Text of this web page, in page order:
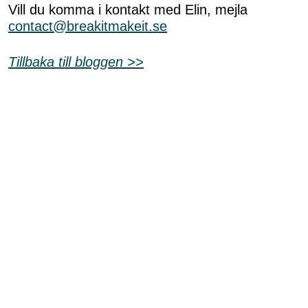
Shop
Vill du komma i kontakt med Elin, mejla
contact@breakitmakeit.se
Tillbaka till bloggen >>